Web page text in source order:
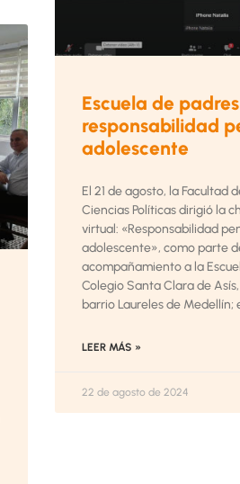
Escuela de
responsabilidad
adolescente
El 21 de agosto, la Facultad
Ciencias Políticas dirigió la
virtual: «Responsabilidad
adolescente», como parte
acompañamiento a la
Colegio Santa Clara de
barrio Laureles de Medellín;
LEER MÁS »
22 de agosto de 2024